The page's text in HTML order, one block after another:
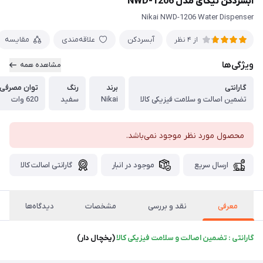
Nikai NWD-1206 Water Dispenser
از 4 نظر آبسردکن علاقه‌مندی مقایسه
ویژگی‌ها مشاهده همه
گارانتی
تضمین اصالت و سلامت فیزیکی کالا
برند
Nikai
رنگ
سفید
توان مصرفی
620 وات
محصول مورد نظر موجود نمی‌باشد.
ارسال سریع موجود در انبار گارانتی اصالت کالا
معرفی نقد و بررسی مشخصات دیدگاه‌ها
گارانتی : تضمین اصالت و سلامت فیزیکی کالا(یخچال دار)